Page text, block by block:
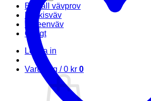
Beställ vävprov
Markisväv
Screenväv
Övrigt
Logga in
Varukorg /0 kr 0